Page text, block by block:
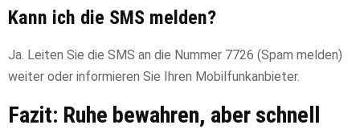
Kann ich die SMS melden?
Ja. Leiten Sie die SMS an die Nummer 7726 (Spam melden)
weiter oder informieren Sie Ihren Mobilfunkanbieter.
Fazit: Ruhe bewahren, aber schnell